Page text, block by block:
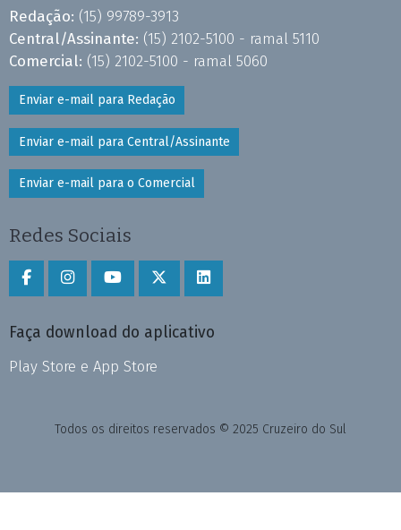
Redação: (15) 99789-3913
Central/Assinante: (15) 2102-5100 - ramal 5110
Comercial: (15) 2102-5100 - ramal 5060
Enviar e-mail para Redação
Enviar e-mail para Central/Assinante
Enviar e-mail para o Comercial
Redes Sociais
Faça download do aplicativo
Play Store e App Store
Todos os direitos reservados © 2025 Cruzeiro do Sul